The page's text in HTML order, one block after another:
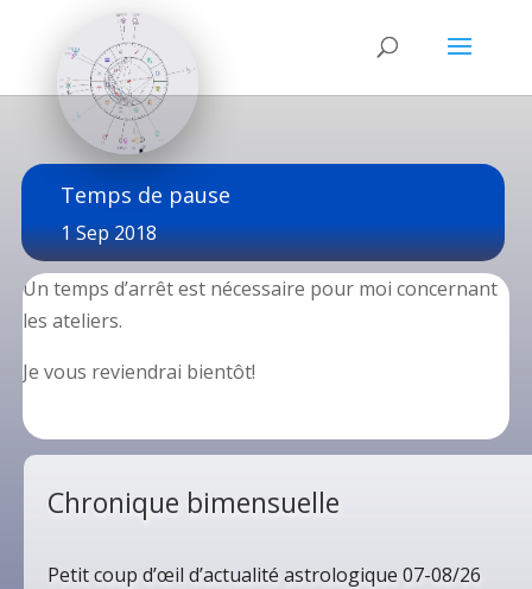
Temps de pause
1 Sep 2018
Un temps d’arrêt est nécessaire pour moi concernant
les ateliers.
Je vous reviendrai bientôt!
Chronique bimensuelle
Petit coup d’œil d’actualité astrologique 07-08/26